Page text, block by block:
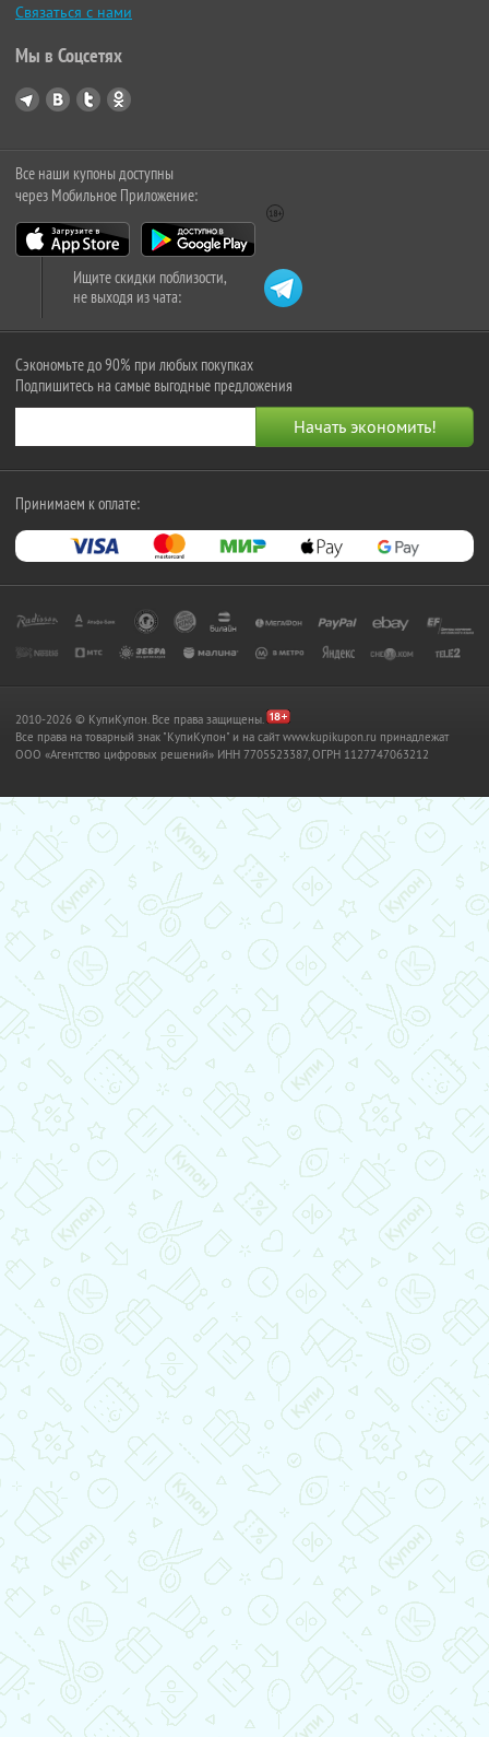
Связаться с нами
Мы в Соцсетях
Все наши купоны доступны
через Мобильное Приложение:
Ищите скидки поблизости,
не выходя из чата:
Сэкономьте до 90% при любых покупках
Подпишитесь на самые выгодные предложения
Принимаем к оплате:
2010-2026 © КупиКупон. Все права защищены.
Все права на товарный знак "КупиКупон" и на сайт www.kupikupon.ru принадлежат
OOO «Агентство цифровых решений» ИНН 7705523387, ОГРН 1127747063212